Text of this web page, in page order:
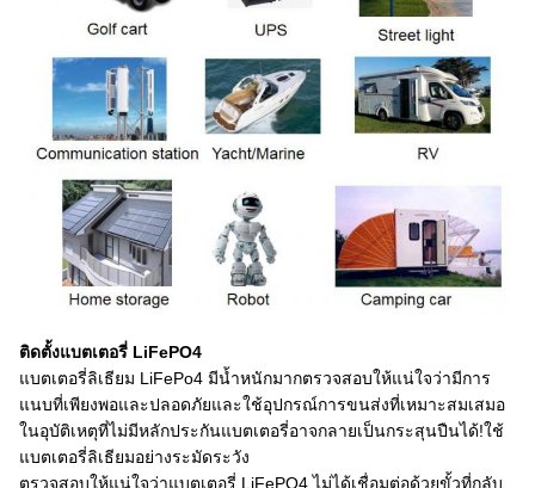
ติดตั้งแบตเตอรี่ LiFePO4
แบตเตอรี่ลิเธียม LiFePo4 มีน้ำหนักมากตรวจสอบให้แน่ใจว่ามีการ
แนบที่เพียงพอและปลอดภัยและใช้อุปกรณ์การขนส่งที่เหมาะสมเสมอ
ในอุบัติเหตุที่ไม่มีหลักประกันแบตเตอรี่อาจกลายเป็นกระสุนปืนได้!ใช้
แบตเตอรี่ลิเธียมอย่างระมัดระวัง
ตรวจสอบให้แน่ใจว่าแบตเตอรี่ LiFePO4 ไม่ได้เชื่อมต่อด้วยขั้วที่กลับ